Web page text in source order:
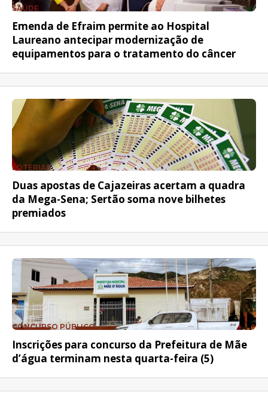
SAÚDE
Emenda de Efraim permite ao Hospital
Laureano antecipar modernização de
equipamentos para o tratamento do câncer
LOTERIAS
Duas apostas de Cajazeiras acertam a quadra
da Mega-Sena; Sertão soma nove bilhetes
premiados
CONCURSO PÚBLICO
Inscrições para concurso da Prefeitura de Mãe
d’água terminam nesta quarta-feira (5)